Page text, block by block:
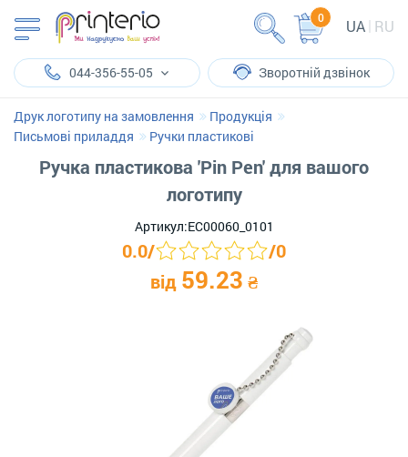
UA RU
0
044-356-55-05 Зворотній дзвінок
Друк логотипу на замовлення
Продукція
Письмові приладдя
Ручки пластикові
Ручка пластикова 'Pin Pen' для вашого
логотипу
Артикул:ЕС00060_0101
0.0/ /0
від 59.23 ₴